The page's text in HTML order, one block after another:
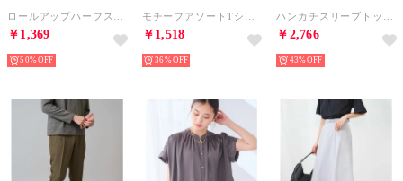
ロールアップハーフスリーブTシャツ （グリーン）
￥1,369
50%
モチーフアソートTシャツ （ライトブルー）
￥1,518
36%
ハンカチスリーブトップス （ライトイエロー）
￥2,766
43%